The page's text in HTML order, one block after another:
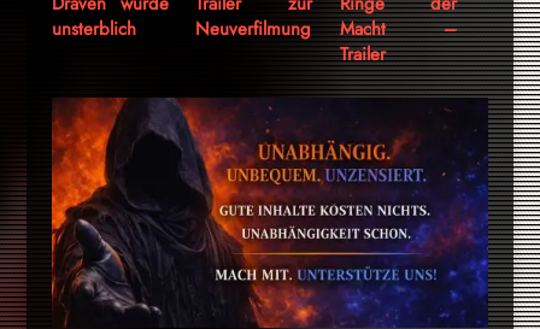
unsterblich
Neuverfilmung
Macht –
Trailer